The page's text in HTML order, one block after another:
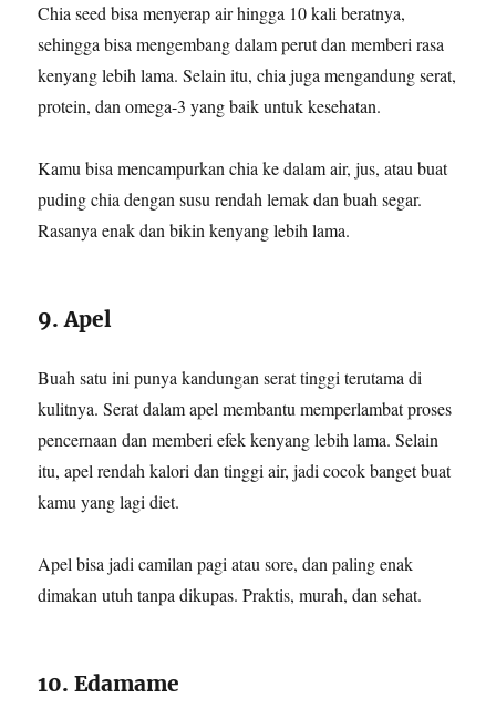
Chia seed bisa menyerap air hingga 10 kali beratnya,
sehingga bisa mengembang dalam perut dan memberi rasa
kenyang lebih lama. Selain itu, chia juga mengandung serat,
protein, dan omega-3 yang baik untuk kesehatan.
Kamu bisa mencampurkan chia ke dalam air, jus, atau buat
puding chia dengan susu rendah lemak dan buah segar.
Rasanya enak dan bikin kenyang lebih lama.
9. Apel
Buah satu ini punya kandungan serat tinggi terutama di
kulitnya. Serat dalam apel membantu memperlambat proses
pencernaan dan memberi efek kenyang lebih lama. Selain
itu, apel rendah kalori dan tinggi air, jadi cocok banget buat
kamu yang lagi diet.
Apel bisa jadi camilan pagi atau sore, dan paling enak
dimakan utuh tanpa dikupas. Praktis, murah, dan sehat.
10. Edamame